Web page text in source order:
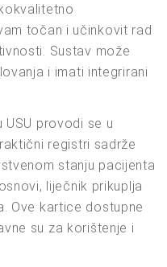
točan i učinkovit rad
Sustav može
i imati integrirani
provodi se u
registri sadrže
stanju pacijenta
liječnik prikuplja
Ove kartice dostupne
su za korištenje i